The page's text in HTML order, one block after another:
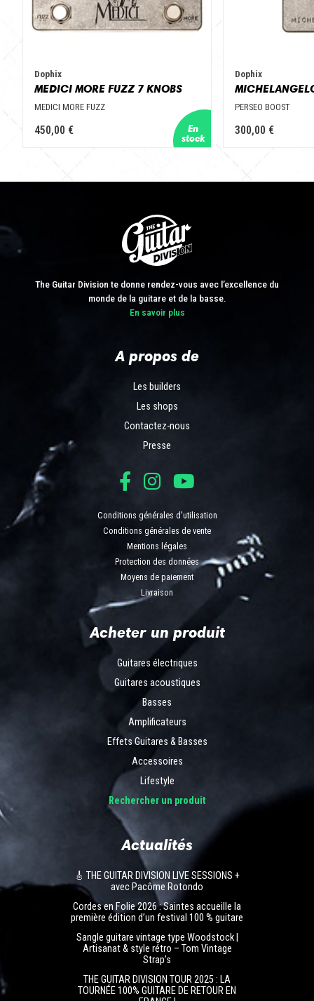
Dophix
MEDICI MORE FUZZ 7 KNOBS
MEDICI MORE FUZZ
450,00 €
Dophix
PERSEO BOOST
300,00 €
The Guitar Division te donne rendez-vous avec l’excellence du
monde de la guitare et de la basse.
En savoir plus
A propos de
Les builders
Les shops
Contactez-nous
Presse
Conditions générales d'utilisation
Conditions générales de vente
Mentions légales
Protection des données
Moyens de paiement
Livraison
Acheter un produit
Guitares électriques
Guitares acoustiques
Basses
Amplificateurs
Effets Guitares & Basses
Accessoires
Lifestyle
Rechercher un produit
Actualités
🎸 THE GUITAR DIVISION LIVE SESSIONS +
avec Pacôme Rotondo
Cordes en Folie 2026 : Saintes accueille la
première édition d’un festival 100 % guitare
Sangle guitare vintage type Woodstock |
Artisanat & style rétro – Tom Vintage
Strap’s
THE GUITAR DIVISION TOUR 2025 : LA
TOURNÉE 100% GUITARE DE RETOUR EN